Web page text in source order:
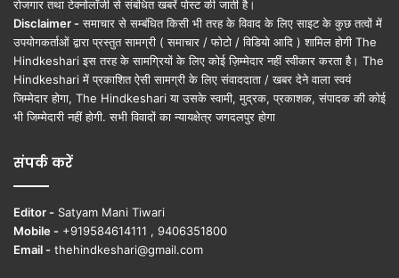
रोजगार तथा टेक्नोलॉजी से संबंधित खबरें पोस्ट की जाती है।
Disclaimer - समाचार से सम्बंधित किसी भी तरह के विवाद के लिए साइट के कुछ तत्वों में
उपयोगकर्ताओं द्वारा प्रस्तुत सामग्री ( समाचार / फोटो / विडियो आदि ) शामिल होगी The
Hindkeshari इस तरह के सामग्रियों के लिए कोई ज़िम्मेदार नहीं स्वीकार करता है। The
Hindkeshari में प्रकाशित ऐसी सामग्री के लिए संवाददाता / खबर देने वाला स्वयं
जिम्मेदार होगा, The Hindkeshari या उसके स्वामी, मुद्रक, प्रकाशक, संपादक की कोई
भी जिम्मेदारी नहीं होगी. सभी विवादों का न्यायक्षेत्र जगदलपुर होगा
संपर्क करें
Editor - Satyam Mani Tiwari
Mobile - +919584614111 , 9406351800
Email - thehindkeshari@gmail.com